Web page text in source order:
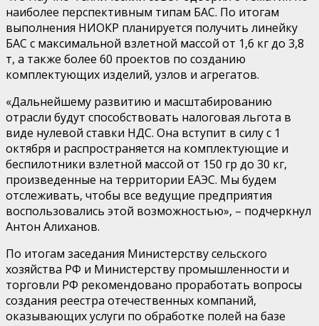
наиболее перспективным типам БАС. По итогам
выполнения НИОКР планируется получить линейку
БАС с максимальной взлетной массой от 1,6 кг до 3,8
т, а также более 60 проектов по созданию
комплектующих изделий, узлов и агрегатов.
«Дальнейшему развитию и масштабированию
отрасли будут способствовать налоговая льгота в
виде нулевой ставки НДС. Она вступит в силу с 1
октября и распространяется на комплектующие и
беспилотники взлетной массой от 150 гр до 30 кг,
произведенные на территории ЕАЭС. Мы будем
отслеживать, чтобы все ведущие предприятия
воспользовались этой возможностью», – подчеркнул
Антон Алиханов.
По итогам заседания Министерству сельского
хозяйства РФ и Министерству промышленности и
торговли РФ рекомендовано проработать вопросы
создания реестра отечественных компаний,
оказывающих услуги по обработке полей на базе